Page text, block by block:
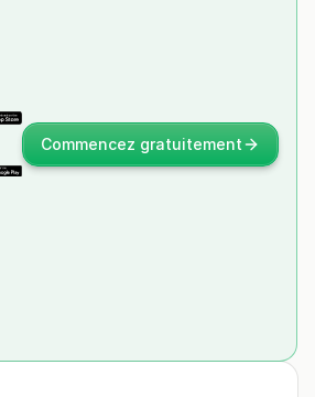
Commencez gratuitement